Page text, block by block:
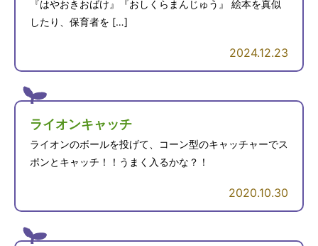
『はやおきおばけ』『おしくらまんじゅう』 絵本を真似
したり、保育者を […]
2024.12.23
ライオンキャッチ
ライオンのボールを投げて、コーン型のキャッチャーでス
ポンとキャッチ！！うまく入るかな？！
2020.10.30